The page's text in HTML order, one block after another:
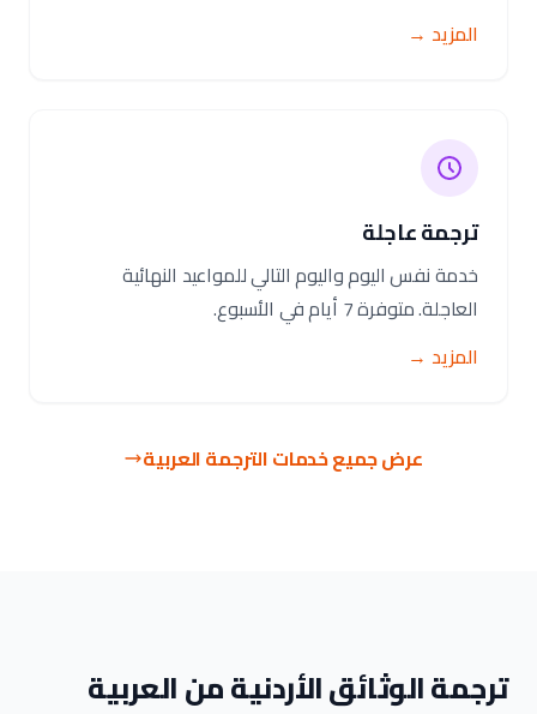
المزيد →
ترجمة عاجلة
خدمة نفس اليوم واليوم التالي للمواعيد النهائية
العاجلة. متوفرة 7 أيام في الأسبوع.
المزيد →
عرض جميع خدمات الترجمة العربية
ترجمة الوثائق الأردنية من العربية